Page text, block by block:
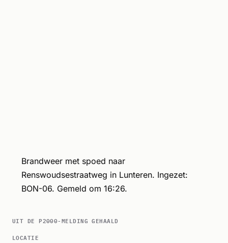
Brandweer met spoed naar
Renswoudsestraatweg in Lunteren. Ingezet:
BON-06. Gemeld om 16:26.
UIT DE P2000-MELDING GEHAALD
LOCATIE